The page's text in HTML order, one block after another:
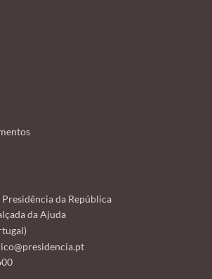
da República
da Ajuda